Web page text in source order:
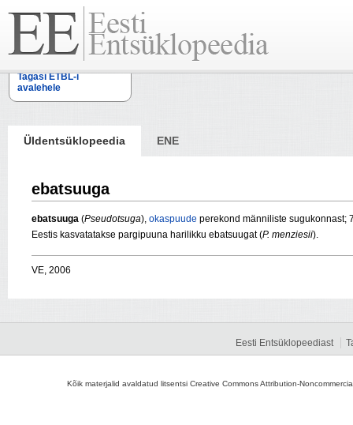
Tagasi ETBL-i
avalehele
Üldentsüklopeedia ENE
ebatsuuga
ebatsuuga (Pseudotsuga), okaspuude perekond männiliste sugukonnast;
Eestis kasvatatakse pargipuuna harilikku ebatsuugat (P. menziesii).
VE, 2006
Eesti Entsüklopeediast
Kõik materjalid avaldatud litsentsi Creative Commons Attribution-